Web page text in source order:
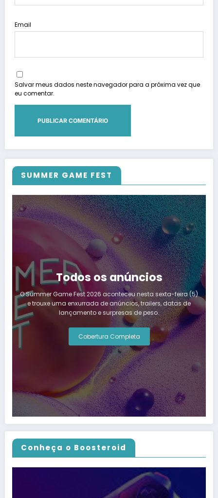
Email
Salvar meus dados neste navegador para a próxima vez que
eu comentar.
SUMMER GAME FEST
Todos os anúncios
O Summer Game Fest 2026 aconteceu nesta sexta-feira (5)
e trouxe uma enxurrada de anúncios, trailers, datas de
lançamento e surpresas de peso.
Cobertura Completa
Conheça o Boosteroid